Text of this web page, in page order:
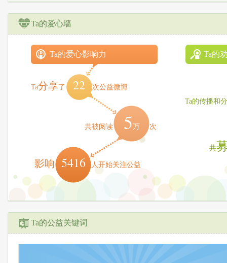
Ta的爱心墙
Ta的爱心影响力
Ta分享了 22 次公益微博
共被阅读 5万 次
影响 5416 人开始关注公益
Ta的
Ta的传播和
共
Ta的公益关键词